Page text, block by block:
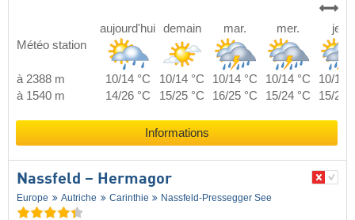
Météo station
aujourd'hui demain mar. mer. jeu.
à 2388 m 10/14 °C 10/14 °C 10/14 °C 10/14 °C
10/14
à 1540 m
14/26 °C 15/25 °C 16/25 °C 15/24 °C 15/25
Informations
Nassfeld – Hermagor
Europe Autriche Carinthie Nassfeld-Pressegger See